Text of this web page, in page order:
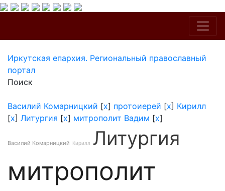
Иркутская епархия. Региональный православный
портал
Поиск
Василий Комарницкий [x] протоиерей [x] Кирилл
[x] Литургия [x] митрополит Вадим [x]
Василий Комарницкий Кирилл Литургия
митрополит